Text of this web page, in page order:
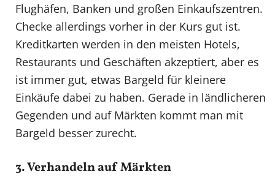
Flughäfen, Banken und großen Einkaufszentren.
Checke allerdings vorher in der Kurs gut ist.
Kreditkarten werden in den meisten Hotels,
Restaurants und Geschäften akzeptiert, aber es
ist immer gut, etwas Bargeld für kleinere
Einkäufe dabei zu haben. Gerade in ländlicheren
Gegenden und auf Märkten kommt man mit
Bargeld besser zurecht.
3. Verhandeln auf Märkten